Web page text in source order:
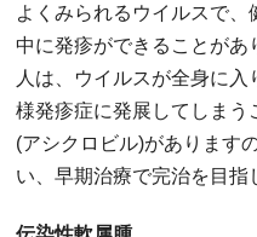
よくみられるウイルスで
中に発疹ができることが
人は、ウイルスが全身に
様発疹症に発展してしま
(アシクロビル)があります
い、早期治療で完治を目指